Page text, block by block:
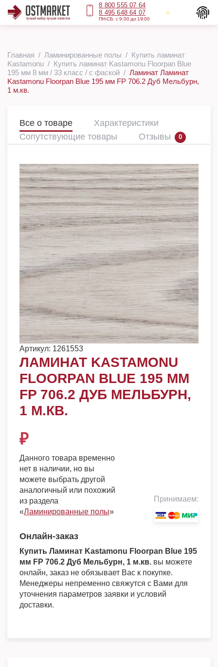
8 800 555 07 64
8 495 648 64 07
ПН-СБ: с 9:00 до 19:00
Главная Ламинированные полы
Купить ламинат
Kastamonu
Купить ламинат Kastamonu Floorpan Blue
195 мм 8 мм / 33 класс / с фаской
Ламинат Ламинат
Kastamonu Floorpan Blue 195 мм FP 706.2 Дуб Мельбурн,
1 м.кв.
Все о товаре
Характеристики
Сопутствующие товары
Отзывы 0
Артикул: 1261553
ЛАМИНАТ KASTAMONU
FLOORPAN BLUE 195 ММ
FP 706.2 ДУБ МЕЛЬБУРН,
1 М.КВ.
₽
Данного товара временно
нет в наличии, но вы
можете выбрать другой
аналогичный или похожий
из раздела
«Ламинированные полы»
Принимаем:
Онлайн-заказ
Купить Ламинат Kastamonu Floorpan Blue 195
мм FP 706.2 Дуб Мельбурн, 1 м.кв. вы можете
онлайн, заказ не обязывает Вас к покупке.
Менеджеры непременно свяжутся с Вами для
уточнения параметров заявки и условий
доставки.